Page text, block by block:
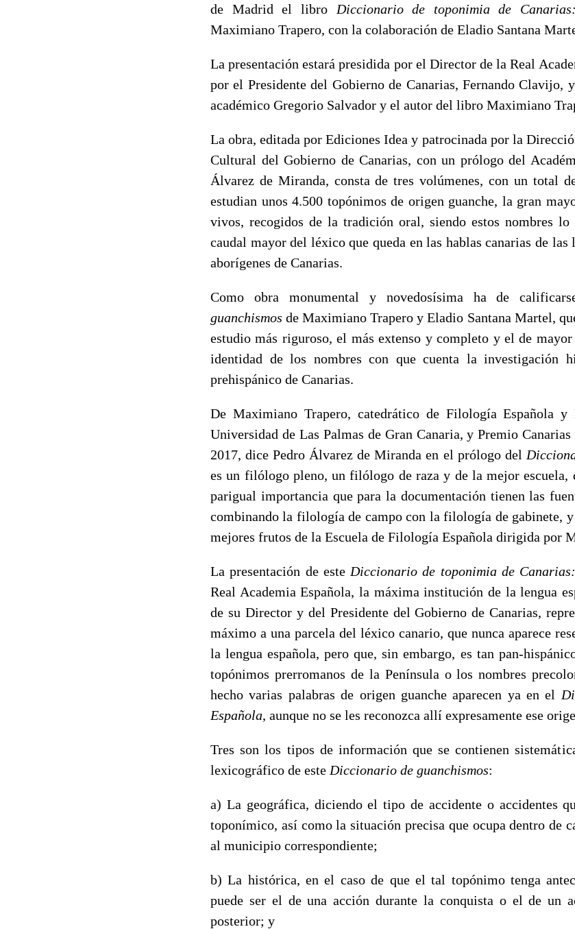
de Madrid el libro
Diccionario de toponimia de
Maximiano Trapero, con la colaboración de Eladio Santana
La presentación estará presidida por el Director de la Real
por el Presidente del Gobierno de Canarias, Fernando Clavijo,
académico Gregorio Salvador y el autor del libro Maximiano
La obra, editada por Ediciones Idea y patrocinada por la
Cultural del Gobierno de Canarias, con un prólogo del
Álvarez de Miranda, consta de tres volúmenes, con un total
estudian unos 4.500 topónimos de origen guanche, la gran
vivos, recogidos de la tradición oral, siendo estos nombres lo
caudal mayor del léxico que queda en las hablas canarias de las
aborígenes de Canarias.
Como obra monumental y novedosísima ha de
guanchismosde Maximiano Trapero y Eladio Santana Martel,
estudio más riguroso, el más extenso y completo y el de
identidad de los nombres con que cuenta la investigación
prehispánico de Canarias.
De Maximiano Trapero, catedrático de Filología Española
Universidad de Las Palmas de Gran Canaria, y Premio
2017, dice Pedro Álvarez de Miranda en el prólogo del
es un filólogo pleno, un filólogo de raza y de la mejor escuela,
parigual importancia que para la documentación tienen las
combinando la filología de campo con la filología de gabinete, y
mejores frutos de la Escuela de Filología Española dirigida por
La presentación de este Diccionario de toponimia de
Real Academia Española, la máxima institución de la lengua
de su Director y del Presidente del Gobierno de Canarias,
máximo a una parcela del léxico canario, que nunca aparece
la lengua española, pero que, sin embargo, es tan pan-
topónimos prerromanos de la Península o los nombres
hecho varias palabras de origen guanche aparecen ya en el
Española, aunque no se les reconozca allí expresamente ese
Tres son los tipos de información que se contienen
lexicográfico de este Diccionario de guanchismos:
a) La geográfica, diciendo el tipo de accidente o accidentes
toponímico, así como la situación precisa que ocupa dentro de
al municipio correspondiente;
b) La histórica, en el caso de que el tal topónimo tenga
puede ser el de una acción durante la conquista o el de un
posterior; y